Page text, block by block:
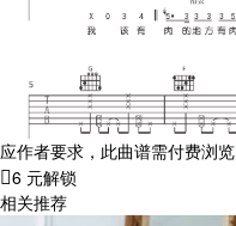
应作者要求，此曲谱需付费浏览
6 元解锁
相关推荐